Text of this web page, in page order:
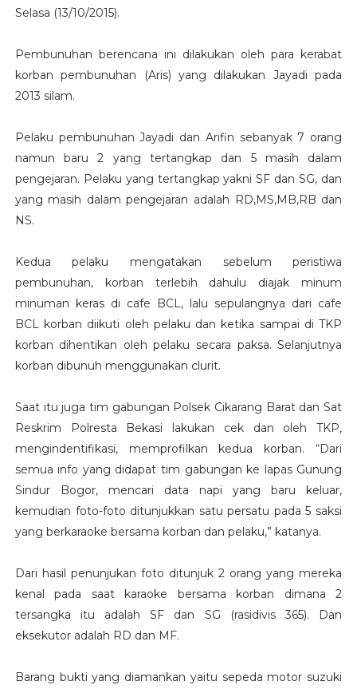
Selasa (13/10/2015).
Pembunuhan berencana ini dilakukan oleh para kerabat
korban pembunuhan (Aris) yang dilakukan Jayadi pada
2013 silam.
Pelaku pembunuhan Jayadi dan Arifin sebanyak 7 orang
namun baru 2 yang tertangkap dan 5 masih dalam
pengejaran. Pelaku yang tertangkap yakni SF dan SG, dan
yang masih dalam pengejaran adalah RD,MS,MB,RB dan
NS.
Kedua pelaku mengatakan sebelum peristiwa
pembunuhan, korban terlebih dahulu diajak minum
minuman keras di cafe BCL, lalu sepulangnya dari cafe
BCL korban diikuti oleh pelaku dan ketika sampai di TKP
korban dihentikan oleh pelaku secara paksa. Selanjutnya
korban dibunuh menggunakan clurit.
Saat itu juga tim gabungan Polsek Cikarang Barat dan Sat
Reskrim Polresta Bekasi lakukan cek dan oleh TKP,
mengindentifikasi, memprofilkan kedua korban. “Dari
semua info yang didapat tim gabungan ke lapas Gunung
Sindur Bogor, mencari data napi yang baru keluar,
kemudian foto-foto ditunjukkan satu persatu pada 5 saksi
yang berkaraoke bersama korban dan pelaku,” katanya.
Dari hasil penunjukan foto ditunjuk 2 orang yang mereka
kenal pada saat karaoke bersama korban dimana 2
tersangka itu adalah SF dan SG (rasidivis 365). Dan
eksekutor adalah RD dan MF.
Barang bukti yang diamankan yaitu sepeda motor suzuki